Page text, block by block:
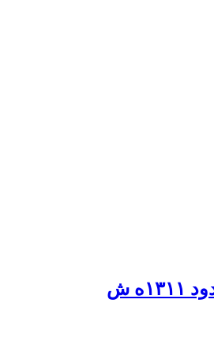
ش